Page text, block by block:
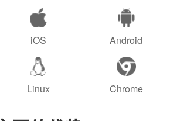
iOS Android
Linux Chrome